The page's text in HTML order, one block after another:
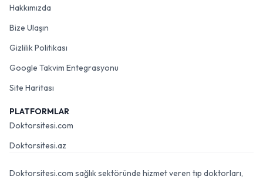
Hakkımızda
Bize Ulaşın
Gizlilik Politikası
Google Takvim Entegrasyonu
Site Haritası
PLATFORMLAR
Doktorsitesi.com
Doktorsitesi.az
Doktorsitesi.com sağlık sektöründe hizmet veren tıp doktorları,